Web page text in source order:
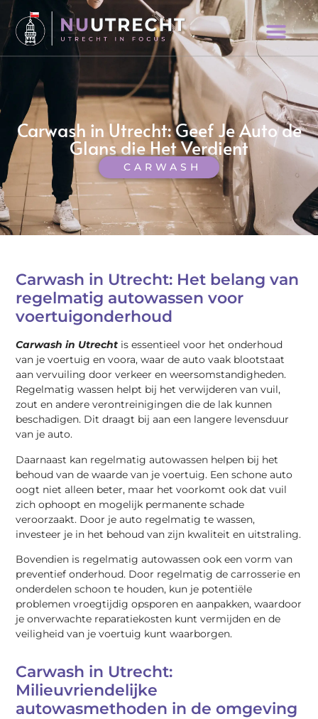
Carwash in Utrecht: Geef Je Auto de
Glans die Het Verdient
CARWASH
Carwash in Utrecht: Het belang van
regelmatig autowassen voor
voertuigonderhoud
Carwash in Utrecht is essentieel voor het onderhoud
van je voertuig en voora, waar de auto vaak blootstaat
aan vervuiling door verkeer en weersomstandigheden.
Regelmatig wassen helpt bij het verwijderen van vuil,
zout en andere verontreinigingen die de lak kunnen
beschadigen. Dit draagt bij aan een langere levensduur
van je auto.
Daarnaast kan regelmatig autowassen helpen bij het
behoud van de waarde van je voertuig. Een schone auto
oogt niet alleen beter, maar het voorkomt ook dat vuil
zich ophoopt en mogelijk permanente schade
veroorzaakt. Door je auto regelmatig te wassen,
investeer je in het behoud van zijn kwaliteit en uitstraling.
Bovendien is regelmatig autowassen ook een vorm van
preventief onderhoud. Door regelmatig de carrosserie en
onderdelen schoon te houden, kun je potentiële
problemen vroegtijdig opsporen en aanpakken, waardoor
je onverwachte reparatiekosten kunt vermijden en de
veiligheid van je voertuig kunt waarborgen.
Carwash in Utrecht:
Milieuvriendelijke
autowasmethoden in de omgeving